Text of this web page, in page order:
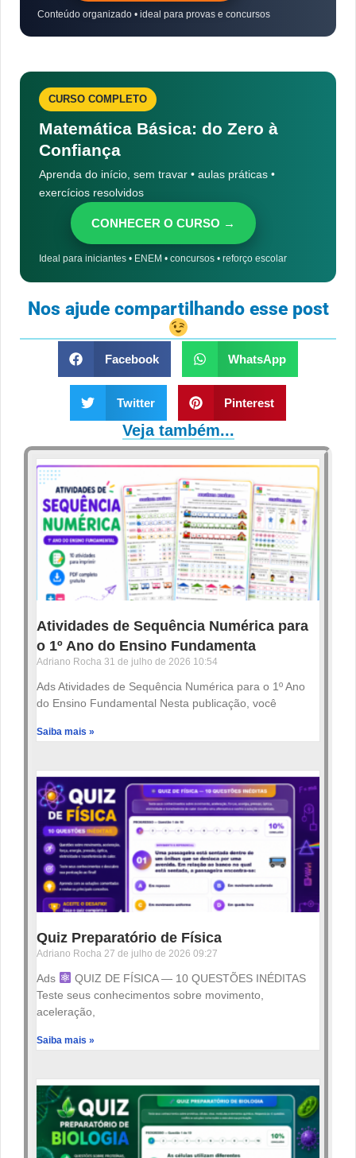
Conteúdo organizado • ideal para provas e concursos
CURSO COMPLETO
Matemática Básica: do Zero à
Confiança
Aprenda do início, sem travar • aulas práticas •
exercícios resolvidos
CONHECER O CURSO →
Ideal para iniciantes • ENEM • concursos • reforço escolar
Nos ajude compartilhando esse post
Facebook WhatsApp
Twitter Pinterest
Veja também...
Atividades de Sequência Numérica para
o 1º Ano do Ensino Fundamenta
Adriano Rocha 31 de julho de 2026 10:54
Ads Atividades de Sequência Numérica para o 1º Ano
do Ensino Fundamental Nesta publicação, você
Saiba mais »
Quiz Preparatório de Física
Adriano Rocha 27 de julho de 2026 09:27
Ads
QUIZ DE FÍSICA — 10 QUESTÕES INÉDITAS
Teste seus conhecimentos sobre movimento,
aceleração,
Saiba mais »